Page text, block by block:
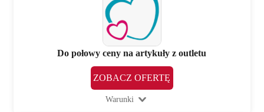
Do połowy ceny na artykuły z outletu
ZOBACZ OFERTĘ
Warunki